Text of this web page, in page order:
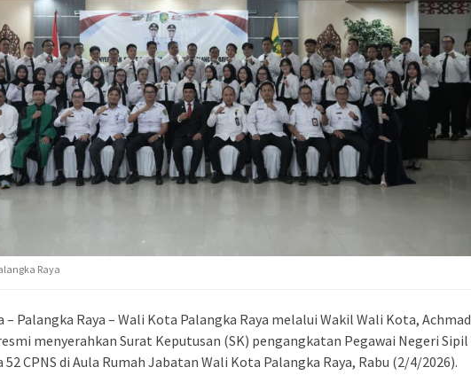
Raya
Palangka Raya – Wali Kota Palangka Raya melalui Wakil Wali Kota, Achmad
menyerahkan Surat Keputusan (SK) pengangkatan Pegawai Negeri Sipil
52 CPNS di Aula Rumah Jabatan Wali Kota Palangka Raya, Rabu (2/4/2026).